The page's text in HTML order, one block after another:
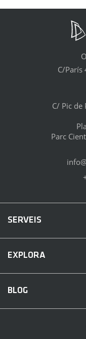
C/París
C/ Pic de
Parc
SERVEIS
EXPLORA
BLOG